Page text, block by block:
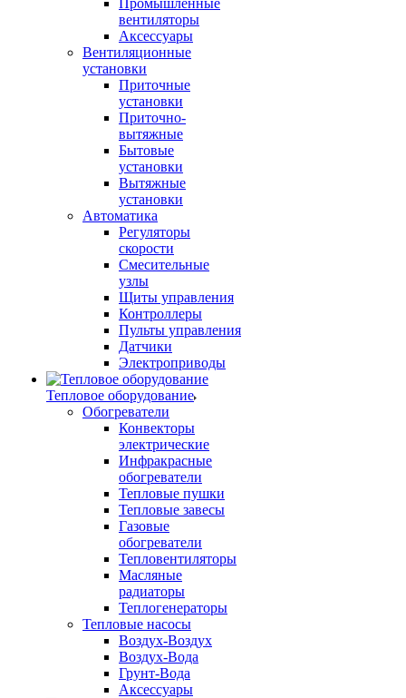
Промышленные
вентиляторы
Аксессуары
Вентиляционные
установки
Приточные
установки
Приточно-
вытяжные
Бытовые
установки
Вытяжные
установки
Автоматика
Регуляторы
скорости
Смесительные
узлы
Щиты управления
Контроллеры
Пульты управления
Датчики
Электроприводы
Тепловое оборудование
Обогреватели
Конвекторы
электрические
Инфракрасные
обогреватели
Тепловые пушки
Тепловые завесы
Газовые
обогреватели
Тепловентиляторы
Масляные
радиаторы
Теплогенераторы
Тепловые насосы
Воздух-Воздух
Воздух-Вода
Грунт-Вода
Аксессуары